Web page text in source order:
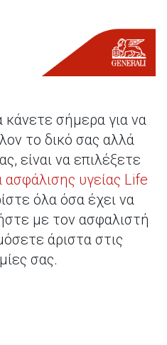
σήμερα για να
το δικό σας αλλά
είναι να επιλέξετε
υγείας Life
όλα όσα έχει να
με τον ασφαλιστή
άριστα στις
σας.